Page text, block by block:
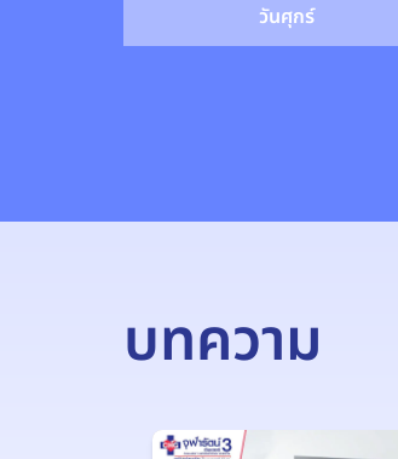
วันศุกร์
บทความ